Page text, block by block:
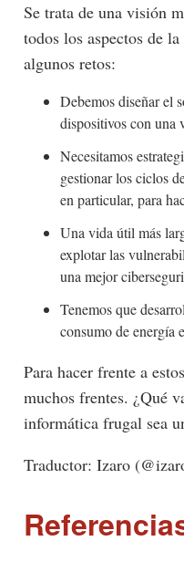
Se trata de una visión
todos los aspectos de
algunos retos:
Debemos diseñar el
dispositivos con una
Necesitamos
gestionar los ciclos
en particular, para
Una vida útil más
explotar las
una mejor
Tenemos que
consumo de energía
Para hacer frente a
muchos frentes. ¿Qué
informática frugal sea
Traductor: Izaro